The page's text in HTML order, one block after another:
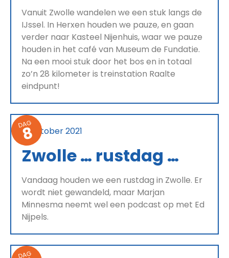
Vanuit Zwolle wandelen we een stuk langs de
IJssel. In Herxen houden we pauze, en gaan
verder naar Kasteel Nijenhuis, waar we pauze
houden in het café van Museum de Fundatie.
Na een mooi stuk door het bos en in totaal
zo’n 28 kilometer is treinstation Raalte
eindpunt!
DAG
8
13 oktober 2021
Zwolle … rustdag …
Vandaag houden we een rustdag in Zwolle. Er
wordt niet gewandeld, maar Marjan
Minnesma neemt wel een podcast op met Ed
Nijpels.
DAG